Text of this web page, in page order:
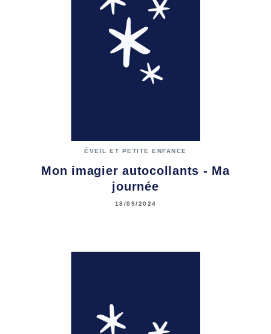
ÉVEIL ET PETITE ENFANCE
Mon imagier autocollants - Ma
journée
18/09/2024